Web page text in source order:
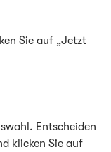
Sie auf „Jetzt
Entscheiden
klicken Sie auf